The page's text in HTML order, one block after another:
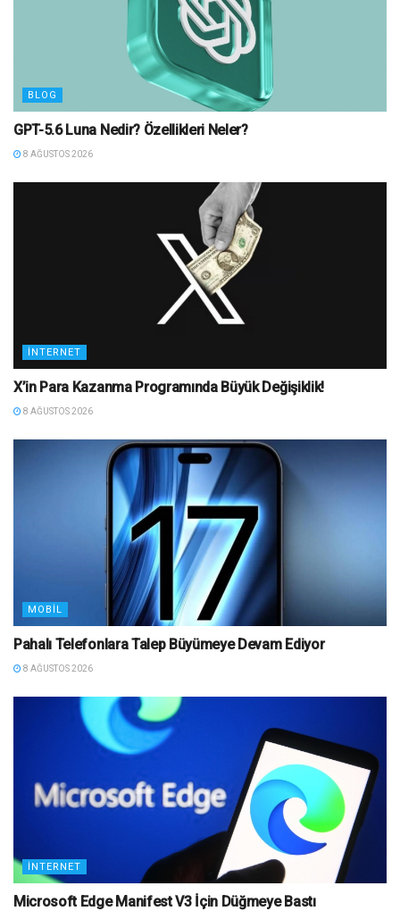
BLOG
GPT-5.6 Luna Nedir? Özellikleri Neler?
8 AĞUSTOS 2026
İNTERNET
X’in Para Kazanma Programında Büyük Değişiklik!
8 AĞUSTOS 2026
MOBIL
Pahalı Telefonlara Talep Büyümeye Devam Ediyor
8 AĞUSTOS 2026
İNTERNET
Microsoft Edge Manifest V3 İçin Düğmeye Bastı